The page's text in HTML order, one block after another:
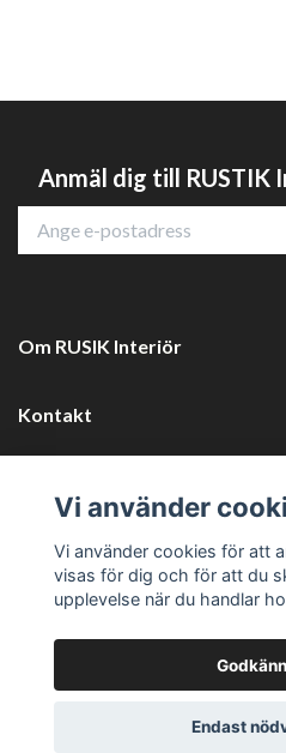
Anmäl dig till RUSTIK
Om RUSIK Interiör
Kontakt
Sociala medier
© 2026 RUSTIK Interiör
Vi använder
Vi använder cookies för att
visas för dig och för att du
upplevelse när du handlar
Endast